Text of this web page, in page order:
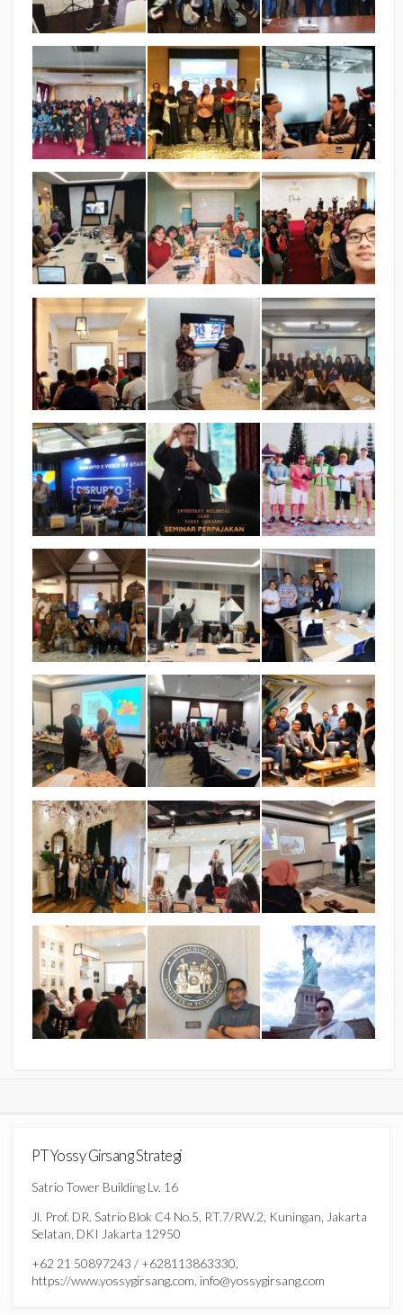
PT Yossy Girsang Strategi
Satrio Tower Building Lv. 16
Jl. Prof. DR. Satrio Blok C4 No.5, RT.7/RW.2, Kuningan, Jakarta
Selatan, DKI Jakarta 12950
+62 21 50897243 / +628113863330,
https://www.yossygirsang.com, info@yossygirsang.com